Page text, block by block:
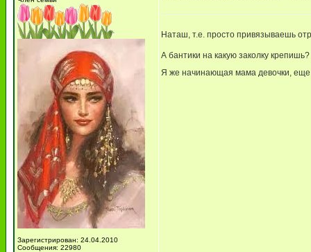
Зарегистрирован: 24.04.2010
Сообщения: 22980
Наташ, т.е. просто привязываешь
А бантики на какую заколку крепишь?
Я же начинающая мама девочки, еще